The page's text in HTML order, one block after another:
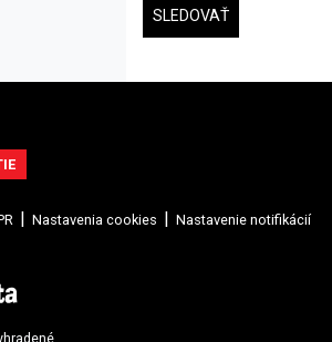
SLEDOVAŤ
Nastavenia cookies Nastavenie notifikácií